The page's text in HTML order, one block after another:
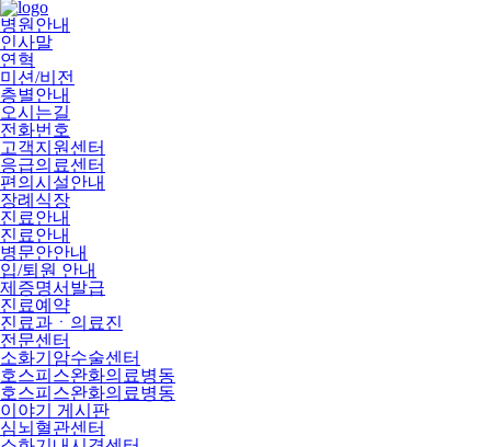
병원안내
인사말
연혁
미션/비전
층별안내
오시는길
전화번호
고객지원센터
응급의료센터
편의시설안내
장례식장
진료안내
진료안내
병문안안내
입/퇴원 안내
제증명서발급
진료예약
진료과ㆍ의료진
전문센터
소화기암수술센터
호스피스완화의료병동
호스피스완화의료병동
이야기 게시판
심뇌혈관센터